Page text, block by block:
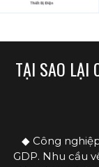
TẠI SAO LẠI
◆ Công
GDP. Nhu cầu